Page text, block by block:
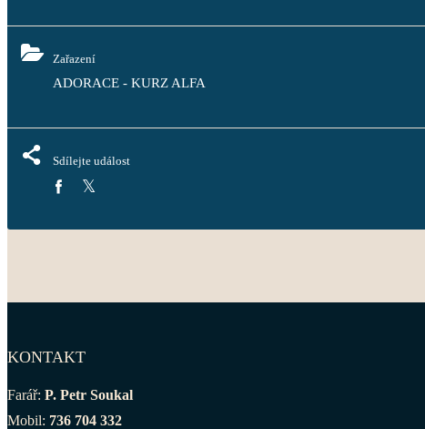
Zařazení
ADORACE - KURZ ALFA
Sdílejte událost
KONTAKT
Farář: P. Petr Soukal
Mobil: 736 704 332